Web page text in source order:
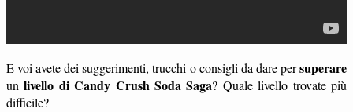
E voi avete dei suggerimenti, trucchi o consigli da dare persuperare
unlivello di Candy Crush Soda Saga? Quale livello trovate più
difficile?